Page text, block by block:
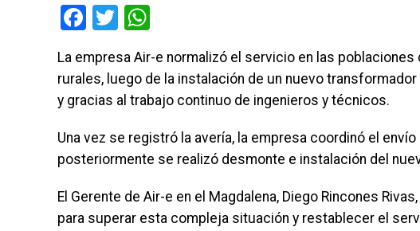
Facebook
Twitter
La empresa Air-e normalizó el servicio en las poblaciones
rurales, luego de la instalación de un nuevo
y gracias al trabajo continuo de ingenieros y técnicos.
Una vez se registró la avería, la empresa coordinó el
posteriormente se realizó desmonte e instalación del
El Gerente de Air-e en el Magdalena, Diego Rincones
para superar esta compleja situación y restablecer el